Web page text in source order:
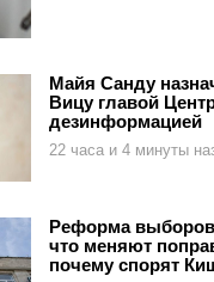
Майя Санду
Вицу главой
дезинформацией
22 часа и 4 минуты
Реформа выборов
что меняют
почему спорят